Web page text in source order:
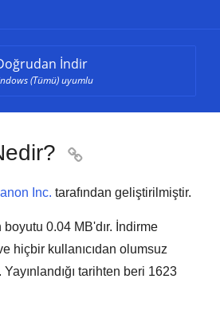
İndir
(Tümü) uyumlu

Inc. tarafından geliştirilmiştir.
boyutu 0.04 MB'dır. İndirme
hiçbir kullanıcıdan olumsuz
tarihten beri 1623